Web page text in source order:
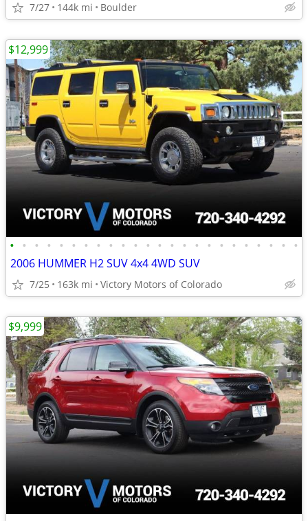
7/27 144k mi Boulder
• • • • • • • • • • • • • • • • • • • • • • • •
2006 HUMMER H2 SUV 4x4 4WD SUV
7/25 163k mi Victory Motors of Colorado
$12,999
$9,999